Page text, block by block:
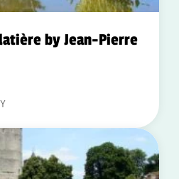
by Jean-Pierre